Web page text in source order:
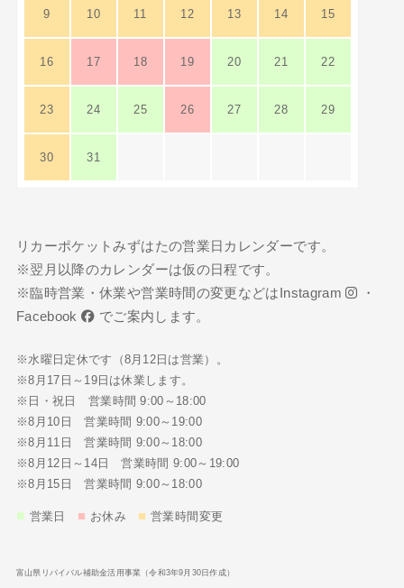
9 10 11 12 13 14 15
16 17 18 19 20 21 22
23 24 25 26 27 28 29
30 31
リカーポケットみずはたの営業日カレンダーです。
※翌月以降のカレンダーは仮の日程です。
※臨時営業・休業や営業時間の変更などは Instagram
・
Facebook
でご案内します。
※水曜日定休です（8月12日は営業）。
※8月17日～19日は休業します。
※日・祝日 営業時間 9:00～18:00
※8月10日 営業時間 9:00～19:00
※8月11日 営業時間 9:00～18:00
※8月12日～14日 営業時間 9:00～19:00
※8月15日 営業時間 9:00～18:00
■ 営業日 ■ お休み ■ 営業時間変更
富山県リバイバル補助金活用事業（令和3年9月30日作成）